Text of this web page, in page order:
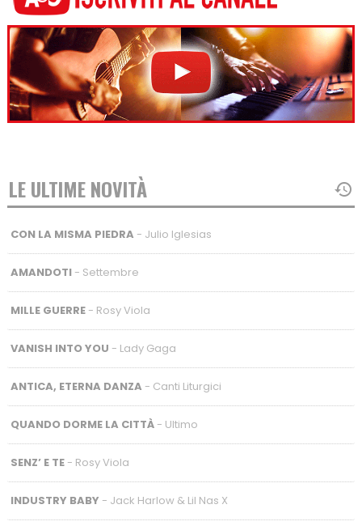
LE ULTIME NOVITÀ
CON LA MISMA PIEDRA - Julio Iglesias
AMANDOTI- Settembre
MILLE GUERRE- Rosy Viola
VANISH INTO YOU - Lady Gaga
ANTICA, ETERNA DANZA - Canti Liturgici
QUANDO DORME LA CITTÀ- Ultimo
SENZ’ E TE- Rosy Viola
INDUSTRY BABY - Jack Harlow & Lil Nas X